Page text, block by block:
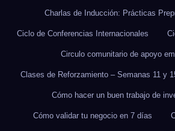
Charlas de Inducción: Prácticas
Ciclo de Conferencias Internacionales
Circulo comunitario de apoyo
Clases de Reforzamiento – Semanas 11 y
Cómo hacer un buen trabajo de
Cómo validar tu negocio en 7 días